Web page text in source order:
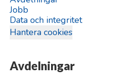
Jobb
Data och integritet
Hantera cookies
Avdelningar